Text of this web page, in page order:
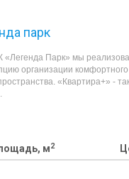
парк
«Легенда Парк» мы
организации комфортного
«Квартира+» -
м2